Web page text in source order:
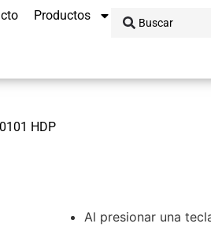
Productos
HDP
Al presionar una